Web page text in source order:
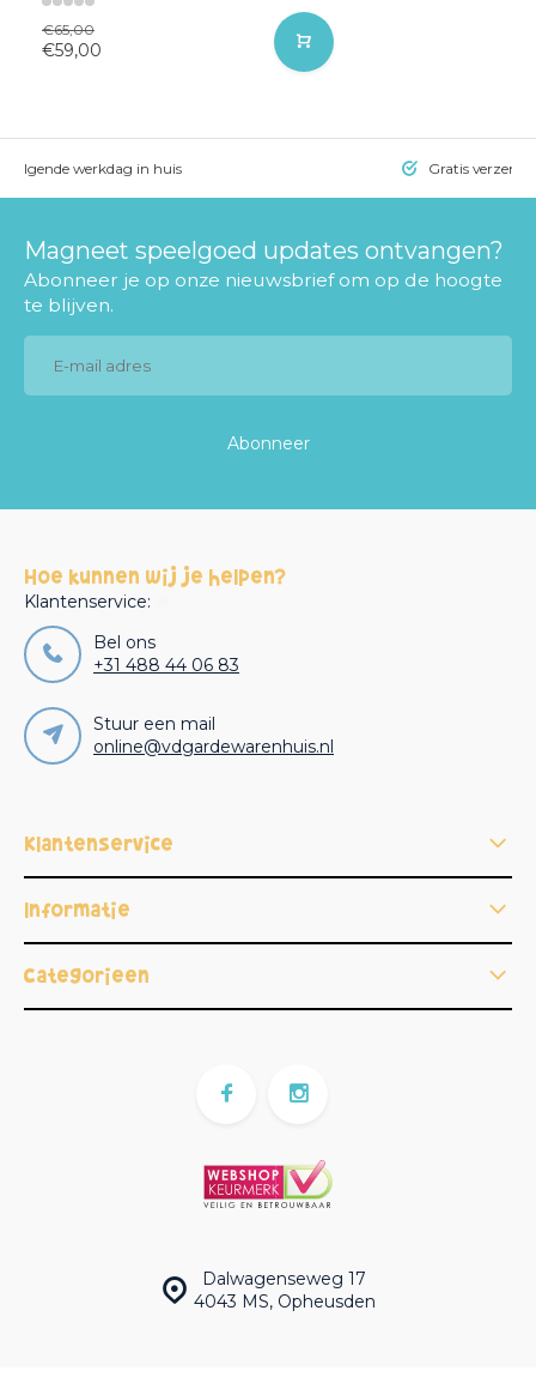
€65,00
€59,00
volgende werkdag in huis Gratis
Magneet speelgoed updates ontvangen?
Abonneer je op onze nieuwsbrief om op de hoogte
te blijven.
Abonneer
Hoe kunnen wij je helpen?
Klantenservice:
Bel ons
+31 488 44 06 83
Stuur een mail
online@vdgardewarenhuis.nl
Klantenservice
Informatie
Categorieën
Dalwagenseweg 17
4043 MS, Opheusden